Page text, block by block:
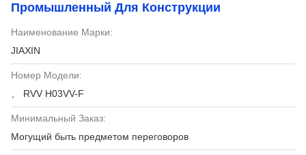
Промышленный Для Конструкции
Наименование Марки:
JIAXIN
Номер Модели:
、 RVV H03VV-F
Минимальный Заказ:
Могущий быть предметом переговоров